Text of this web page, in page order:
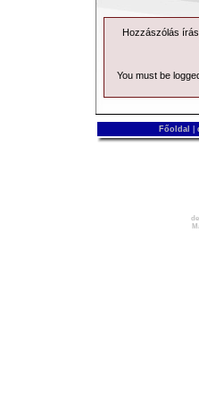
Hozzászólás
You must be
Főoldal